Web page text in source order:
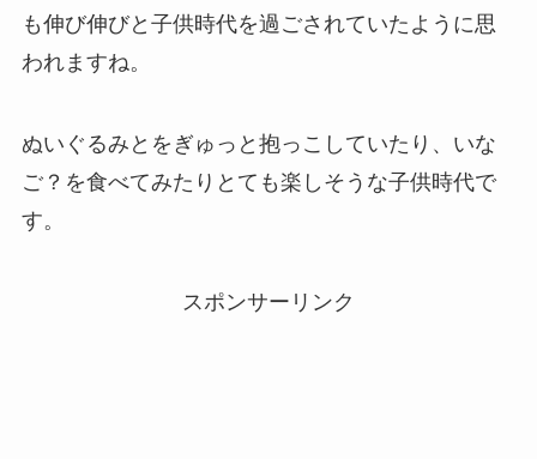
も伸び伸びと子供時代を過ごされていたように思
われますね。
ぬいぐるみとをぎゅっと抱っこしていたり、いな
ご？を食べてみたりとても楽しそうな子供時代で
す。
スポンサーリンク